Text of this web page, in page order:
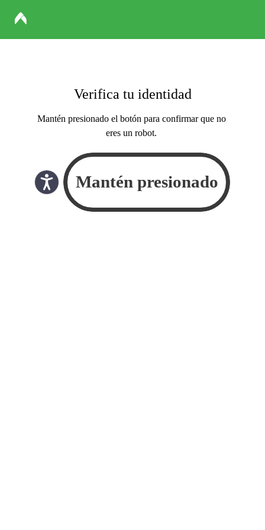
Verifica tu identidad
Mantén presionado el botón para confirmar que no
eres un robot.